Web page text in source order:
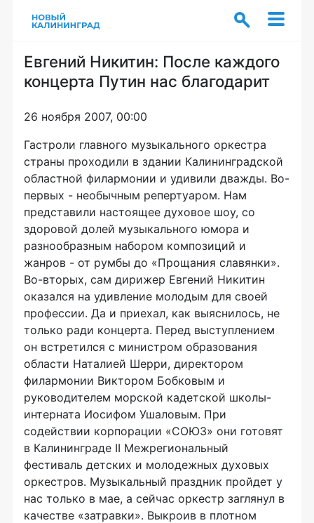
Евгений Никитин: После каждого
концерта Путин нас благодарит
26 ноября 2007, 00:00
Гастроли главного музыкального оркестра
страны проходили в здании Калининградской
областной филармонии и удивили дважды. Во-
первых - необычным репертуаром. Нам
представили настоящее духовое шоу, со
здоровой долей музыкального юмора и
разнообразным набором композиций и
жанров - от румбы до «Прощания славянки».
Во-вторых, сам дирижер Евгений Никитин
оказался на удивление молодым для своей
профессии. Да и приехал, как выяснилось, не
только ради концерта. Перед выступлением
он встретился с министром образования
области Наталией Шерри, директором
филармонии Виктором Бобковым и
руководителем морской кадетской школы-
интерната Иосифом Ушаловым. При
содействии корпорации «СОЮЗ» они готовят
в Калининграде II Межрегиональный
фестиваль детских и молодежных духовых
оркестров. Музыкальный праздник пройдет у
нас только в мае, а сейчас оркестр заглянул в
качестве «затравки». Выкроив в плотном